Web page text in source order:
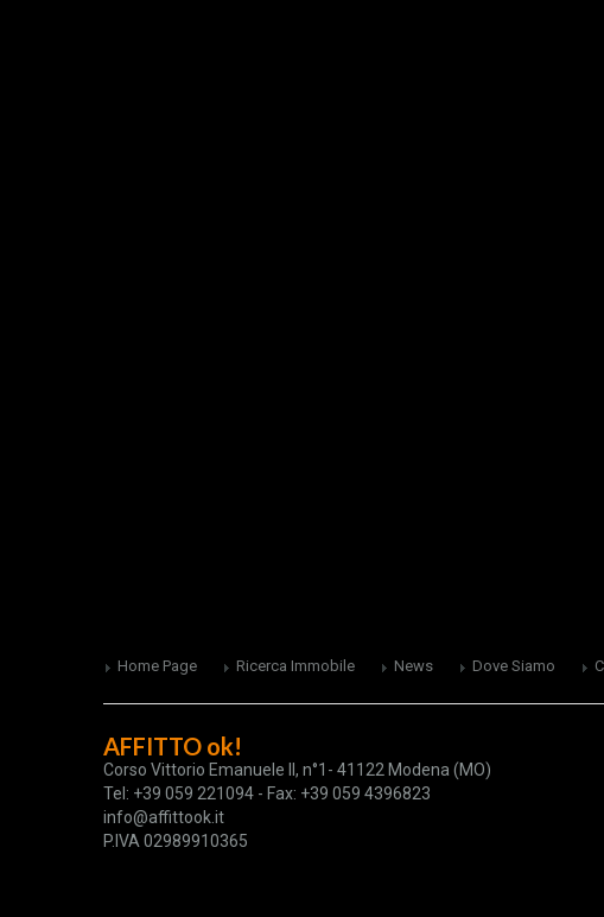
Home Page Ricerca Immobile News Dove Siamo
AFFITTO ok!
Corso Vittorio Emanuele II, n°1- 41122 Modena (MO)
Tel: +39 059 221094 - Fax: +39 059 4396823
info@affittook.it
P.IVA 02989910365